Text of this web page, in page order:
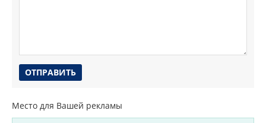
Место для Вашей рекламы